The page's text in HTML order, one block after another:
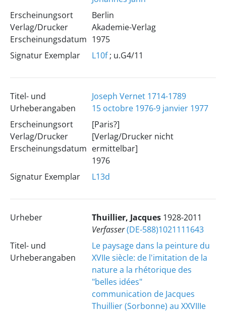
Erscheinungsort
Verlag/Drucker
Erscheinungsdatum
Berlin
Akademie-Verlag
1975
Signatur Exemplar
L10f; u.G4/11
Titel- und
Urheberangaben
Joseph Vernet 1714-1789
15 octobre 1976-9 janvier 1977
Erscheinungsort
Verlag/Drucker
Erscheinungsdatum
[Paris?]
[Verlag/Drucker nicht
ermittelbar]
1976
Signatur Exemplar
L13d
Urheber Thuillier, Jacques 1928-2011
Verfasser(DE-588)1021111643
Titel- und
Urheberangaben
Le paysage dans la peinture du
XVIIe siècle: de l'imitation de la
nature a la rhétorique des
"belles idées"
communication de Jacques
Thuillier (Sorbonne) au XXVIIIe